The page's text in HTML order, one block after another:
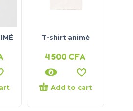
T-shirt animé
4 500 CFA
Add to cart